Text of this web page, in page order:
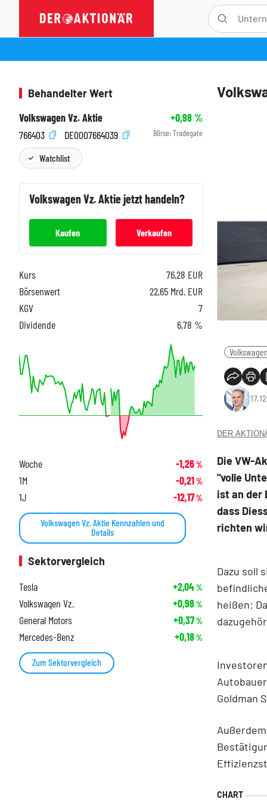
Volkswagen
DER
Die VW-
"volle
ist an der
dass
richten
Dazu soll
heißen:
Goldman
Behandelter Wert
Volkswagen Vz. Aktie
+0,98%
766403
DE0007664039 Börse: Tradegate
Watchlist
Volkswagen Vz.Aktie jetzt handeln?
Kaufen Verkaufen
Kurs 76,28 EUR
Börsenwert
22,65 Mrd. EUR
KGV
7
Dividende
6,78 %
Woche -1,26%
1M -0,21%
1J -12,17%
Volkswagen Vz. Aktie Kennzahlen und
Details
Sektorvergleich
Tesla
+2,04%
Volkswagen Vz. +0,98%
General Motors +0,37%
Mercedes-Benz +0,18%
Zum Sektorvergleich